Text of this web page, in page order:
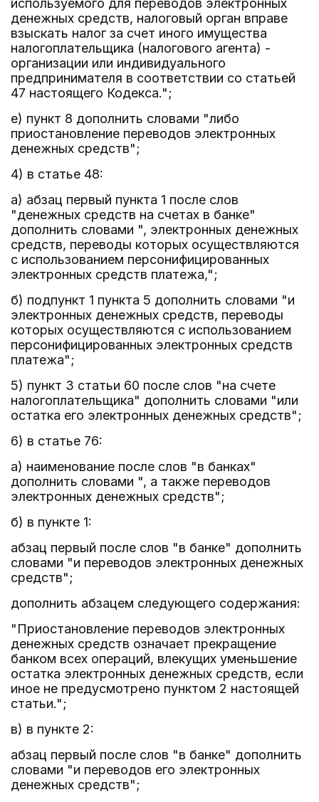
используемого для переводов электронных
денежных средств, налоговый орган вправе
взыскать налог за счет иного имущества
налогоплательщика (налогового агента) -
организации или индивидуального
предпринимателя в соответствии со статьей
47 настоящего Кодекса.";
е) пункт 8 дополнить словами "либо
приостановление переводов электронных
денежных средств";
4) в статье 48:
а) абзац первый пункта 1 после слов
"денежных средств на счетах в банке"
дополнить словами ", электронных денежных
средств, переводы которых осуществляются
с использованием персонифицированных
электронных средств платежа,";
б) подпункт 1 пункта 5 дополнить словами "и
электронных денежных средств, переводы
которых осуществляются с использованием
персонифицированных электронных средств
платежа";
5) пункт 3 статьи 60 после слов "на счете
налогоплательщика" дополнить словами "или
остатка его электронных денежных средств";
6) в статье 76:
а) наименование после слов "в банках"
дополнить словами ", а также переводов
электронных денежных средств";
б) в пункте 1:
абзац первый после слов "в банке" дополнить
словами "и переводов электронных денежных
средств";
дополнить абзацем следующего содержания:
"Приостановление переводов электронных
денежных средств означает прекращение
банком всех операций, влекущих уменьшение
остатка электронных денежных средств, если
иное не предусмотрено пунктом 2 настоящей
статьи.";
в) в пункте 2:
абзац первый после слов "в банке" дополнить
словами "и переводов его электронных
денежных средств";